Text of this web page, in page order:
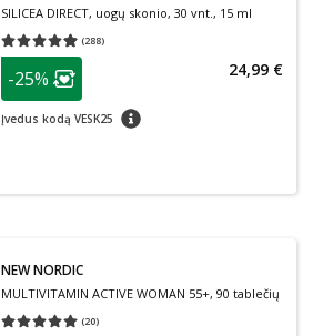
SILICEA DIRECT, uogų skonio, 30 vnt., 15 ml
(288)
Vidutinis įvertinimas 4.91
patarimas
Lojalumo klubo narių nuolaida
-25%
Įvedus kodą VESK25 patarimas
24,99 €
NEW NORDIC
MULTIVITAMIN ACTIVE WOMAN 55+, 90 tablečių
(20)
Vidutinis įvertinimas 5.00